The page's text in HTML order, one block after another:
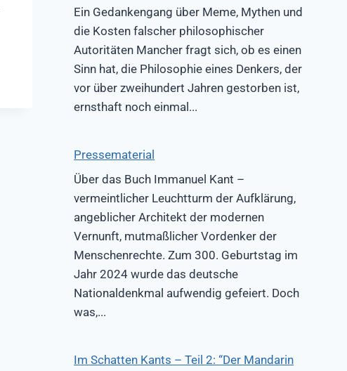
Ein Gedankengang über Meme, Mythen und
die Kosten falscher philosophischer
Autoritäten Mancher fragt sich, ob es einen
Sinn hat, die Philosophie eines Denkers, der
vor über zweihundert Jahren gestorben ist,
ernsthaft noch einmal...
Pressematerial
Über das Buch Immanuel Kant –
vermeintlicher Leuchtturm der Aufklärung,
angeblicher Architekt der modernen
Vernunft, mutmaßlicher Vordenker der
Menschenrechte. Zum 300. Geburtstag im
Jahr 2024 wurde das deutsche
Nationaldenkmal aufwendig gefeiert. Doch
was,...
Im Schatten Kants – Teil 2: “Der Mandarin